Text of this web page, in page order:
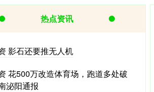
热点资讯
影石还要推无人机
花500万改造体育场，跑道多处破
泌阳通报